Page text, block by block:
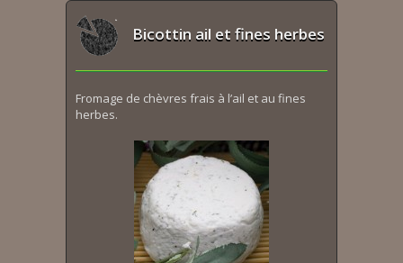
Bicottin ail et fines herbes
Fromage de chèvres frais à l’ail et au fines
herbes.